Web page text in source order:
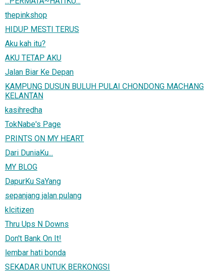
thepinkshop
HIDUP MESTI TERUS
Aku kah itu?
AKU TETAP AKU
Jalan Biar Ke Depan
KAMPUNG DUSUN BULUH PULAI CHONDONG MACHANG
KELANTAN
kasihredha
TokNabe's Page
PRINTS ON MY HEART
Dari DuniaKu...
MY BLOG
DapurKu SaYang
sepanjang jalan pulang
klcitizen
Thru Ups N Downs
Don't Bank On It!
lembar hati bonda
SEKADAR UNTUK BERKONGSI